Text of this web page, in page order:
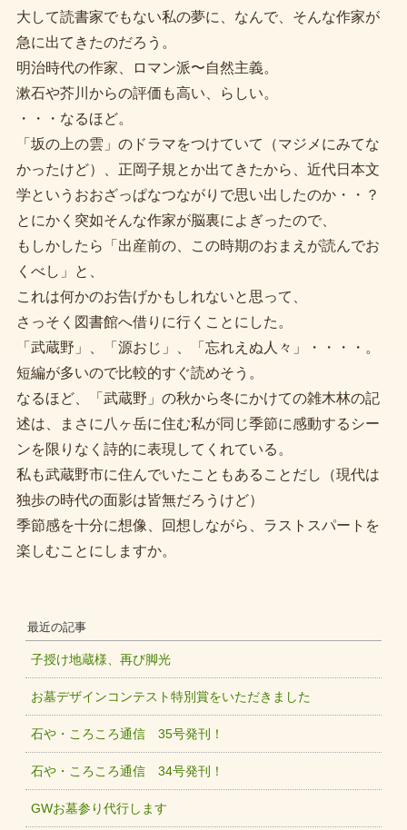
大して読書家でもない私の夢に、なんで、そんな作家が
急に出てきたのだろう。
明治時代の作家、ロマン派〜自然主義。
漱石や芥川からの評価も高い、らしい。
・・・なるほど。
「坂の上の雲」のドラマをつけていて（マジメにみてな
かったけど）、正岡子規とか出てきたから、近代日本文
学というおおざっぱなつながりで思い出したのか・・？
とにかく突如そんな作家が脳裏によぎったので、
もしかしたら「出産前の、この時期のおまえが読んでお
くべし」と、
これは何かのお告げかもしれないと思って、
さっそく図書館へ借りに行くことにした。
「武蔵野」、「源おじ」、「忘れえぬ人々」・・・・。
短編が多いので比較的すぐ読めそう。
なるほど、「武蔵野」の秋から冬にかけての雑木林の記
述は、まさに八ヶ岳に住む私が同じ季節に感動するシー
ンを限りなく詩的に表現してくれている。
私も武蔵野市に住んでいたこともあることだし（現代は
独歩の時代の面影は皆無だろうけど）
季節感を十分に想像、回想しながら、ラストスパートを
楽しむことにしますか。
最近の記事
子授け地蔵様、再び脚光
お墓デザインコンテスト特別賞をいただきました
石や・ころころ通信 35号発刊！
石や・ころころ通信 34号発刊！
GWお墓参り代行します